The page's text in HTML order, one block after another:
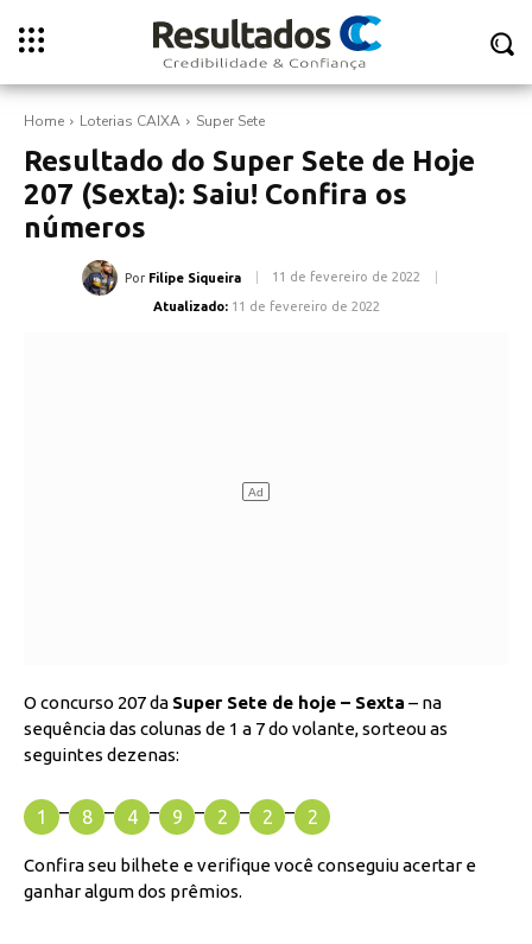
Home Loterias CAIXA Super Sete
Resultado do Super Sete de Hoje
207 (Sexta): Saiu! Confira os
números
Por Filipe Siqueira 11 de fevereiro de 2022
Atualizado: 11 de fevereiro de 2022
O concurso 207 da Super Sete de hoje – Sexta – na
sequência das colunas de 1 a 7 do volante, sorteou as
seguintes dezenas:
1 – 8 – 4 – 9 – 2 – 2 – 2
Confira seu bilhete e verifique você conseguiu acertar e
ganhar algum dos prêmios.